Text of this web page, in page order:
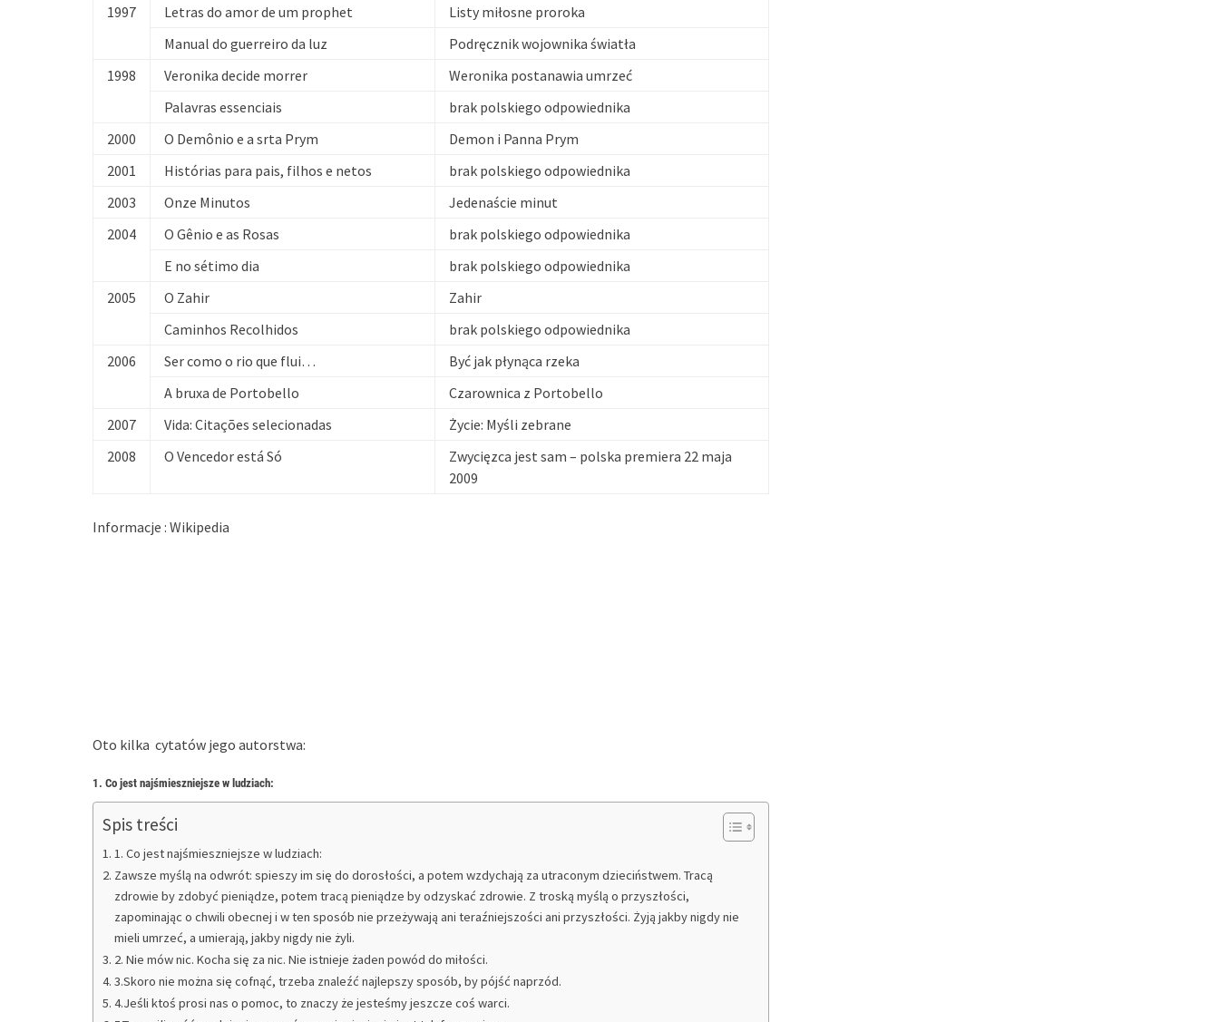
1997
Letras do amor de um prophet
Listy miłosne proroka
Manual do guerreiro da luz
Podręcznik wojownika światła
1998
Veronika decide morrer
Weronika postanawia umrzeć
Palavras essenciais
brak polskiego odpowiednika
2000
O Demônio e a srta Prym
Demon i Panna Prym
2001
Histórias para pais, filhos e netos
brak polskiego odpowiednika
2003
Onze Minutos
Jedenaście minut
2004
O Gênio e as Rosas
brak polskiego odpowiednika
E no sétimo dia
brak polskiego odpowiednika
2005
O Zahir
Zahir
Caminhos Recolhidos
brak polskiego odpowiednika
2006
Ser como o rio que flui…
Być jak płynąca rzeka
A bruxa de Portobello
Czarownica z Portobello
2007
Vida: Citações selecionadas
Życie: Myśli zebrane
2008
O Vencedor está Só
Zwycięzca jest sam – polska premiera 22 maja
2009
Informacje : Wikipedia
Oto kilka cytatów jego autorstwa:
1. Co jest najśmieszniejsze w ludziach:
Spis treści
1. Co jest najśmieszniejsze w ludziach:
Zawsze myślą na odwrót: spieszy im się do dorosłości, a potem wzdychają za utraconym dzieciństwem. Tracą
zdrowie by zdobyć pieniądze, potem tracą pieniądze by odzyskać zdrowie. Z troską myślą o przyszłości,
zapominając o chwili obecnej i w ten sposób nie przeżywają ani teraźniejszości ani przyszłości. Żyją jakby nigdy nie
mieli umrzeć, a umierają, jakby nigdy nie żyli.
2. Nie mów nic. Kocha się za nic. Nie istnieje żaden powód do miłości.
3.Skoro nie można się cofnąć, trzeba znaleźć najlepszy sposób, by pójść naprzód.
4.Jeśli ktoś prosi nas o pomoc, to znaczy że jesteśmy jeszcze coś warci.